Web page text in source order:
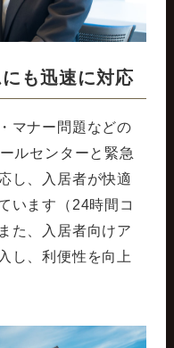
も迅速に対応
マナー問題などの
ルセンターと緊急
し、入居者が快適
います（24時間コ
た、入居者向けア
し、利便性を向上